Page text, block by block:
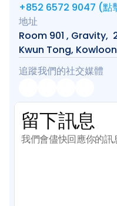
+852 6572 9047 (點
地址
Room 901 , Gravity,
Kwun Tong, Kowloon
追蹤我們的社交媒體
留下訊息
我們會儘快回應你的訊